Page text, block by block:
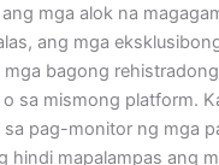
mga alok na
ang mga
mga bagong
o sa mismong platform.
pag-monitor ng mga
hindi mapalampas ang